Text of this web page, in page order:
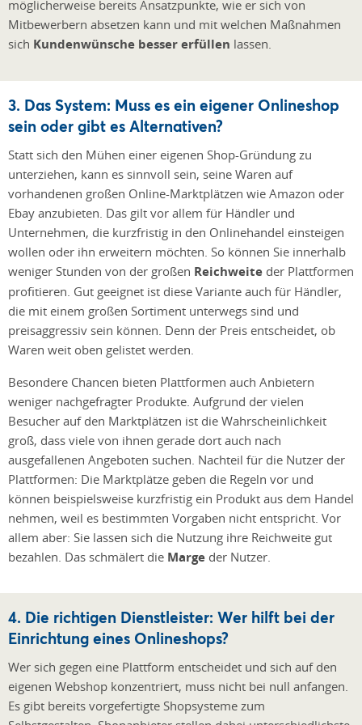
möglicherweise bereits Ansatzpunkte, wie er sich von
Mitbewerbern absetzen kann und mit welchen Maßnahmen
sich Kundenwünsche besser erfüllen lassen.
3. Das System: Muss es ein eigener Onlineshop
sein oder gibt es Alternativen?
Statt sich den Mühen einer eigenen Shop-Gründung zu
unterziehen, kann es sinnvoll sein, seine Waren auf
vorhandenen großen Online-Marktplätzen wie Amazon oder
Ebay anzubieten. Das gilt vor allem für Händler und
Unternehmen, die kurzfristig in den Onlinehandel einsteigen
wollen oder ihn erweitern möchten. So können Sie innerhalb
weniger Stunden von der großen Reichweite der Plattformen
profitieren. Gut geeignet ist diese Variante auch für Händler,
die mit einem großen Sortiment unterwegs sind und
preisaggressiv sein können. Denn der Preis entscheidet, ob
Waren weit oben gelistet werden.
Besondere Chancen bieten Plattformen auch Anbietern
weniger nachgefragter Produkte. Aufgrund der vielen
Besucher auf den Marktplätzen ist die Wahrscheinlichkeit
groß, dass viele von ihnen gerade dort auch nach
ausgefallenen Angeboten suchen. Nachteil für die Nutzer der
Plattformen: Die Marktplätze geben die Regeln vor und
können beispielsweise kurzfristig ein Produkt aus dem Handel
nehmen, weil es bestimmten Vorgaben nicht entspricht. Vor
allem aber: Sie lassen sich die Nutzung ihre Reichweite gut
bezahlen. Das schmälert die Marge der Nutzer.
4. Die richtigen Dienstleister: Wer hilft bei der
Einrichtung eines Onlineshops?
Wer sich gegen eine Plattform entscheidet und sich auf den
eigenen Webshop konzentriert, muss nicht bei null anfangen.
Es gibt bereits vorgefertigte Shopsysteme zum